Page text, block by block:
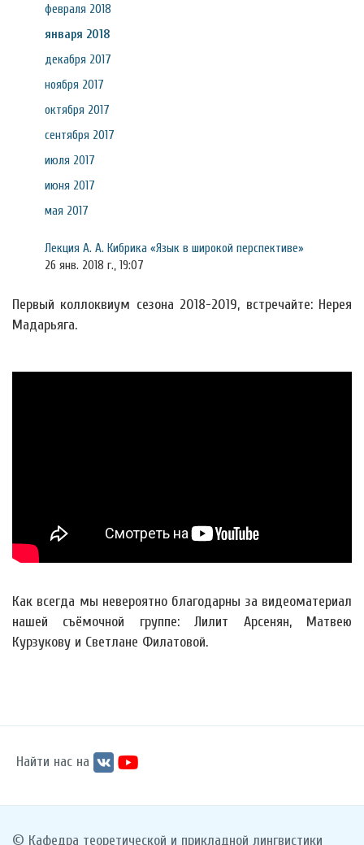
февраля 2018
января 2018
декабря 2017
ноября 2017
октября 2017
сентября 2017
июля 2017
июня 2017
мая 2017
Лекция А. А. Кибрика «Язык в широкой перспективе»
26 янв. 2018 г., 19:07
Первый коллоквиум сезона 2018-2019, встречайте: Нерея
Мадарьяга.
Как всегда мы невероятно благодарны за видеоматериал
нашей съёмочной группе: Лилит Арсенян, Матвею
Курзукову и Светлане Филатовой.
Найти нас на
© Кафедра теоретической и прикладной лингвистики